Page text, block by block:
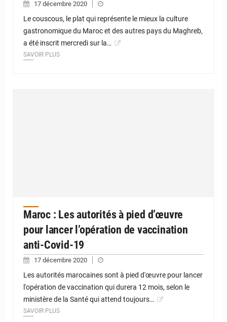
17 décembre 2020
Le couscous, le plat qui représente le mieux la culture
gastronomique du Maroc et des autres pays du Maghreb,
a été inscrit mercredi sur la…
SAVOIR PLUS
Maroc : Les autorités à pied d’œuvre
pour lancer l’opération de vaccination
anti-Covid-19
17 décembre 2020
Les autorités marocaines sont à pied d'œuvre pour lancer
l'opération de vaccination qui durera 12 mois, selon le
ministère de la Santé qui attend toujours…
SAVOIR PLUS